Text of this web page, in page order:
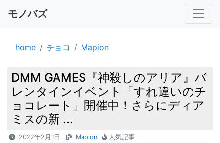
モノバズ
home チョコ Mapion
DMM GAMES『神殺しのアリア』バ
レンタインイベント「すれ違いのチ
ョコレート」開催中！さらにディア
ミスの新 ...
2022年2月1日 Mapion 人気記事